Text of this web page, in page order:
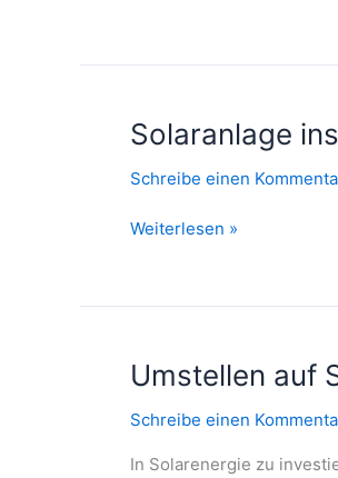
Solaranlage
Schreibe einen
Solaranlage
Weiterlesen »
Umstellen auf
Schreibe einen
In Solarenergie zu